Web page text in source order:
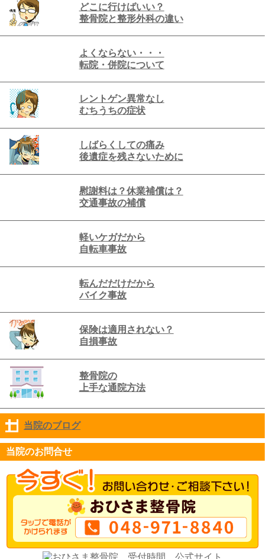
どこに行けばいい？
整骨院と整形外科の違い
よくならない・・・
転院・併院について
レントゲン異常なし
むちうちの症状
しばらくしての痛み
後遺症を残さないために
慰謝料は？休業補償は？
交通事故の補償
軽いケガだから
自転車事故
転んだだけだから
バイク事故
保険は適用されない？
自損事故
整骨院の
上手な通院方法
当院のブログclick to expand contents
当院のお問合せ